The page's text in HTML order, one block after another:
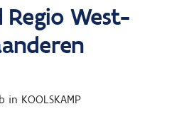
Regio West-
in KOOLSKAMP